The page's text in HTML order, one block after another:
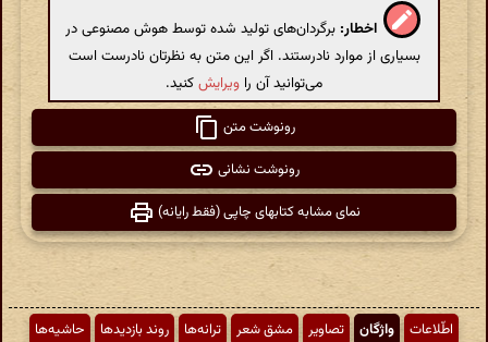
اخطار: برگردان‌های تولید شده توسط هوش مصنوعی در
بسیاری از موارد نادرستند. اگر این متن به نظرتان نادرست است
می‌توانید آن را ویرایشکنید.
رونوشت متن
رونوشت نشانی
نمای مشابه کتابهای چاپی (فقط رایانه)
اطّلاعات واژگان تصاویر مشق شعر ترانه‌ها روند بازدیدها حاشیه‌ها